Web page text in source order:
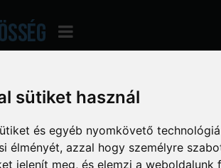
sütiket használ
és egyéb nyomkövető
élményét, azzal hogy személyre
jelenít meg, és elemzi a
kérések » Defensive RPG mod házban spawn